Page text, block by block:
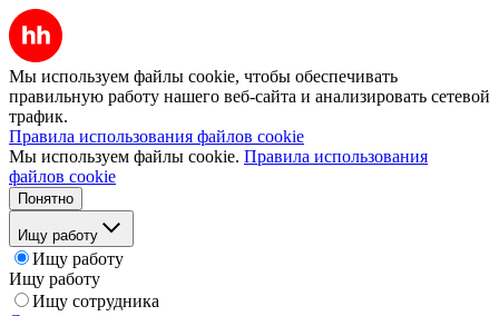
Мы используем файлы cookie, чтобы обеспечивать
правильную работу нашего веб-сайта и анализировать сетевой
трафик.
Правила использования файлов cookie
Мы используем файлы cookie. Правила использования
файлов cookie
Понятно
Ищу работу
Ищу работу
Ищу работу
Ищу сотрудника